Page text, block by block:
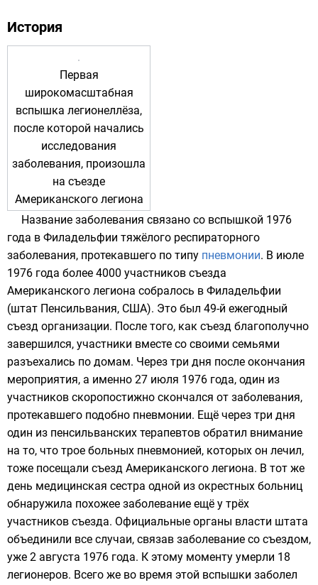
История
Первая
широкомасштабная
вспышка легионеллёза,
после которой начались
исследования
заболевания, произошла
на съезде
Американского легиона
Название заболевания связано со вспышкой 1976
года в Филадельфии тяжёлого респираторного
заболевания, протекавшего по типу пневмонии. В июле
1976 года более 4000 участников съезда
Американского легиона собралось в Филадельфии
(штат Пенсильвания, США). Это был 49-й ежегодный
съезд организации. После того, как съезд благополучно
завершился, участники вместе со своими семьями
разъехались по домам. Через три дня после окончания
мероприятия, а именно 27 июля 1976 года, один из
участников скоропостижно скончался от заболевания,
протекавшего подобно пневмонии. Ещё через три дня
один из пенсильванских терапевтов обратил внимание
на то, что трое больных пневмонией, которых он лечил,
тоже посещали съезд Американского легиона. В тот же
день медицинская сестра одной из окрестных больниц
обнаружила похожее заболевание ещё у трёх
участников съезда. Официальные органы власти штата
объединили все случаи, связав заболевание со съездом,
уже 2 августа 1976 года. К этому моменту умерли 18
легионеров. Всего же во время этой вспышки заболел